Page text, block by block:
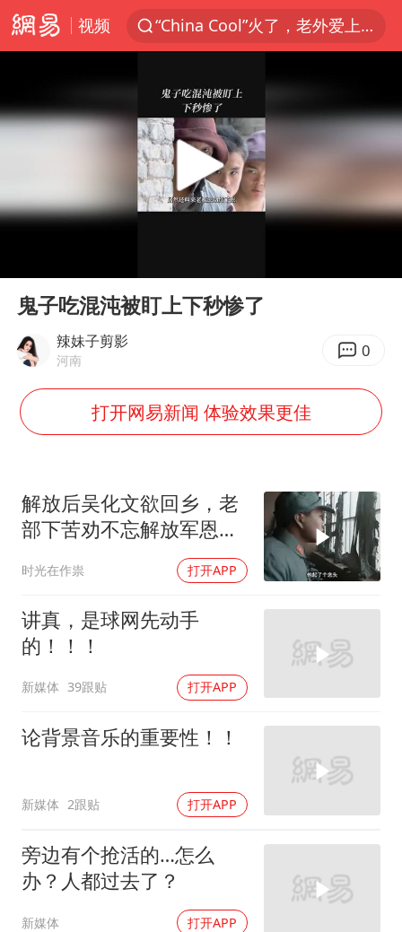
视频
“China Cool”火了，老外爱上中国避暑游
浙江台州《告全体市民书》
伊斯兰版北约来了吗
四川宜宾3.4级地震
多所高校取消艺考
上半年国内居民出游人次34.63亿
22岁女生独闯南太行失联12天
张本智和：零封向鹏不意外
今年第二强台风将带来多大影响
“准2万亿”之城点名支持三所大学
习近平心系体育强国建设
Play
鬼子吃混沌被盯上下秒惨了
辣妹子剪影
河南 0
打开网易新闻 体验效果更佳
解放后吴化文欲回乡，老
部下苦劝不忘解放军恩情
时光在作祟 打开APP
讲真，是球网先动手
的！！！
新媒体 39跟贴 打开APP
论背景音乐的重要性！！
新媒体 2跟贴 打开APP
旁边有个抢活的…怎么
办？人都过去了？
新媒体 打开APP